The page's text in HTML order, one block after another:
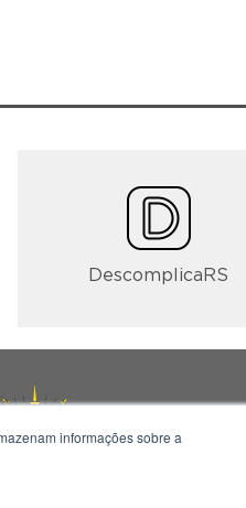
DescomplicaRS
informações sobre a